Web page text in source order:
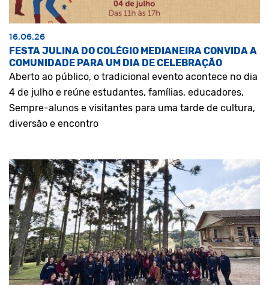
16.06.26
FESTA JULINA DO COLÉGIO MEDIANEIRA CONVIDA A
COMUNIDADE PARA UM DIA DE CELEBRAÇÃO
Aberto ao público, o tradicional evento acontece no dia
4 de julho e reúne estudantes, famílias, educadores,
Sempre-alunos e visitantes para uma tarde de cultura,
diversão e encontro